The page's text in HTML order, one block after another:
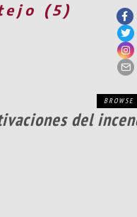
(5)
BROWSE
del